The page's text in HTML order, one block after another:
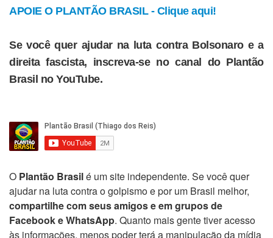
APOIE O PLANTÃO BRASIL - Clique aqui!
Se você quer ajudar na luta contra Bolsonaro e a
direita fascista, inscreva-se no canal do Plantão
Brasil no YouTube.
O Plantão Brasilé um site independente. Se você quer
ajudar na luta contra o golpismo e por um Brasil melhor,
compartilhe com seus amigos e em grupos de
Facebook e WhatsApp. Quanto mais gente tiver acesso
às informações, menos poder terá a manipulação da mídia